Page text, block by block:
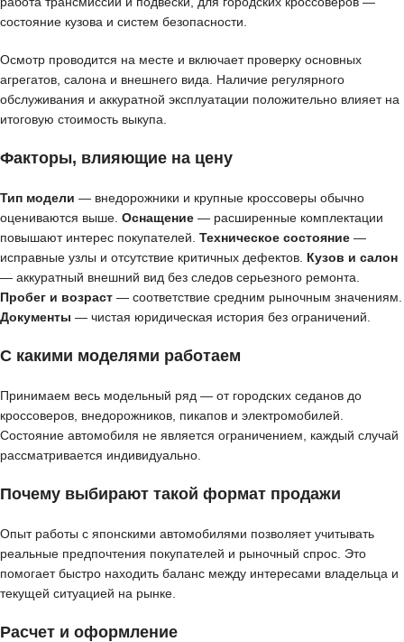
состояние кузова и систем безопасности.
Осмотр проводится на месте и включает проверку основных
агрегатов, салона и внешнего вида. Наличие регулярного
обслуживания и аккуратной эксплуатации положительно влияет на
итоговую стоимость выкупа.
Факторы, влияющие на цену
Тип модели — внедорожники и крупные кроссоверы обычно
оцениваются выше. Оснащение — расширенные комплектации
повышают интерес покупателей. Техническое состояние —
исправные узлы и отсутствие критичных дефектов. Кузов и салон
— аккуратный внешний вид без следов серьезного ремонта.
Пробег и возраст — соответствие средним рыночным значениям.
Документы — чистая юридическая история без ограничений.
С какими моделями работаем
Принимаем весь модельный ряд — от городских седанов до
кроссоверов, внедорожников, пикапов и электромобилей.
Состояние автомобиля не является ограничением, каждый случай
рассматривается индивидуально.
Почему выбирают такой формат продажи
Опыт работы с японскими автомобилями позволяет учитывать
реальные предпочтения покупателей и рыночный спрос. Это
помогает быстро находить баланс между интересами владельца и
текущей ситуацией на рынке.
Расчет и оформление